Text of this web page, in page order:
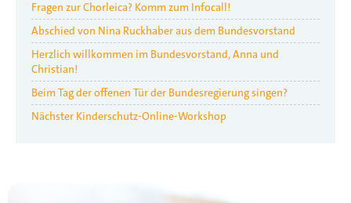
Fragen zur Chorleica? Komm zum Infocall!
Abschied von Nina Ruckhaber aus dem Bundesvorstand
Herzlich willkommen im Bundesvorstand, Anna und
Christian!
Beim Tag der offenen Tür der Bundesregierung singen?
Nächster Kinderschutz-Online-Workshop